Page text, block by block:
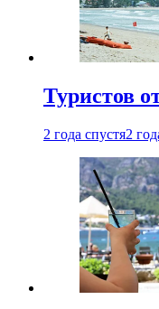
Туристов
2 года спустя2